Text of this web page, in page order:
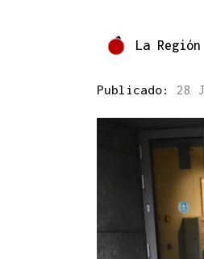
La Región
Publicado: 28